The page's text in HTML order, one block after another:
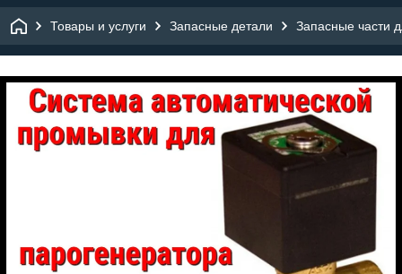
Товары и услуги Запасные детали Запасные части